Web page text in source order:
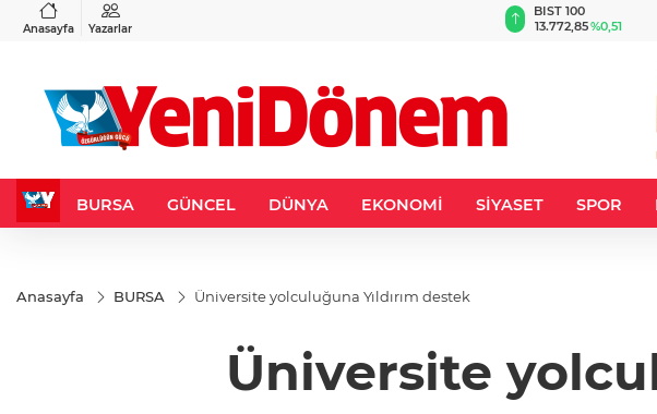
Anasayfa Yazarlar
%0,37
BIST 100
13.772,85%0,51
BURSA GÜNCEL DÜNYA EKONOMİ SİYASET SPOR
Anasayfa BURSA Üniversite yolculuğuna Yıldırım destek
Üniversite